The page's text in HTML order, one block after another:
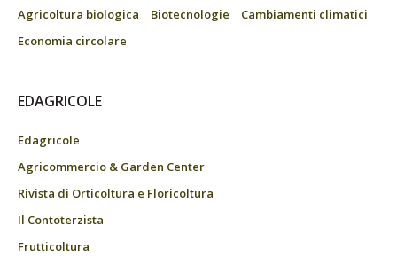
Agricoltura biologica
Biotecnologie
Cambiamenti climatici
Economia circolare
EDAGRICOLE
Edagricole
Agricommercio & Garden Center
Rivista di Orticoltura e Floricoltura
Il Contoterzista
Frutticoltura